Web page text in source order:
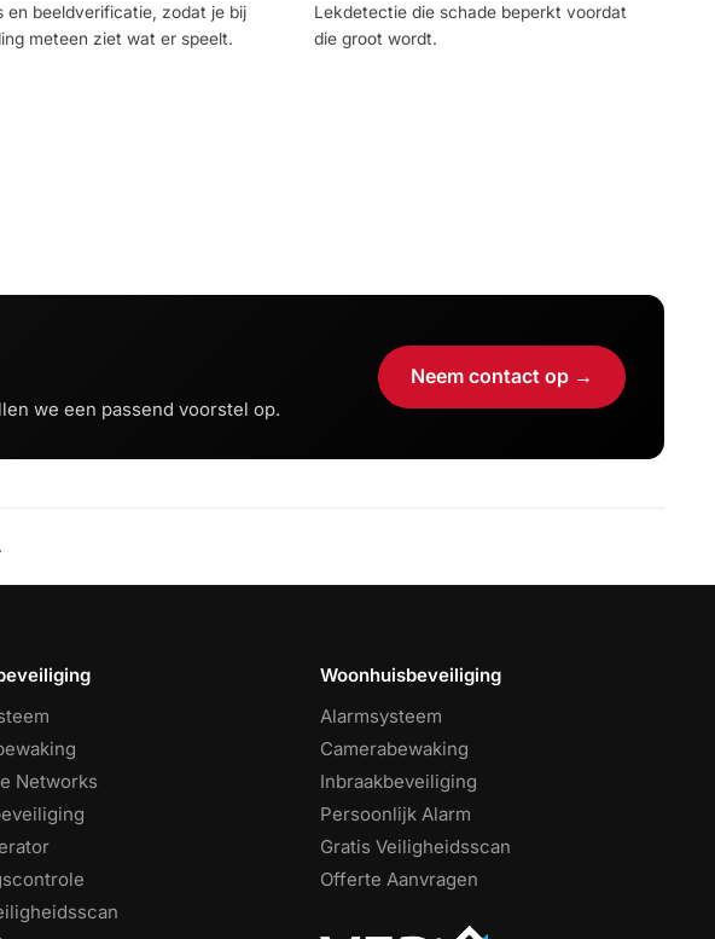
en beeldverificatie, zodat je bij
meteen ziet wat er speelt.
Lekdetectie die schade beperkt voordat
die groot wordt.
we een passend voorstel op.
Neem contact op →
Networks
Woonhuisbeveiliging
Alarmsysteem
Camerabewaking
Inbraakbeveiliging
Persoonlijk Alarm
Gratis Veiligheidsscan
Offerte Aanvragen